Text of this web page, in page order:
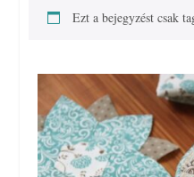
Ezt a bejegyzést csak